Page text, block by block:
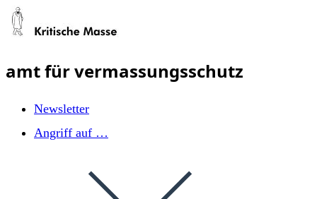
Zum
springen
amt für vermassungsschutz
Newsletter
Angriff auf …